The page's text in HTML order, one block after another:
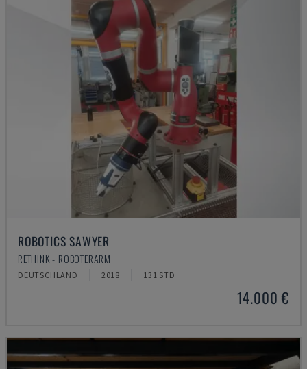
ROBOTICS SAWYER
RETHINK - ROBOTERARM
DEUTSCHLAND 2018 131 STD
14.000 €